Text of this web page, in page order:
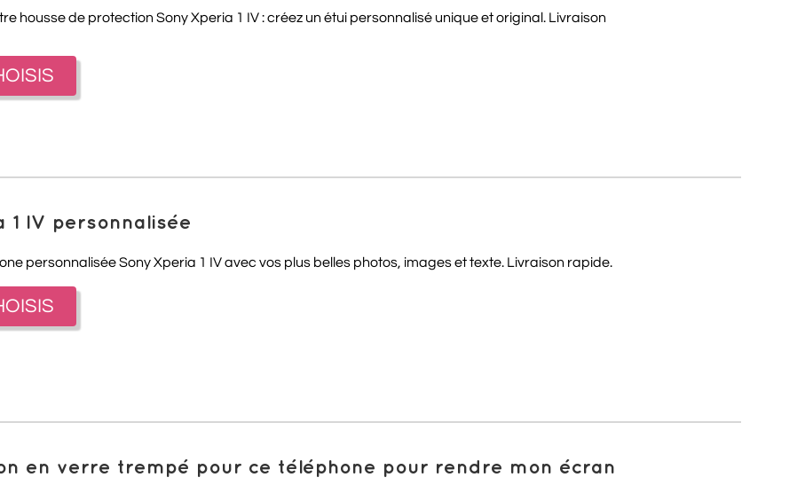
housse de protection Sony Xperia 1 IV : créez un étui personnalisé unique et original. Livraison
1 IV personnalisée
personnalisée Sony Xperia 1 IV avec vos plus belles photos, images et texte. Livraison rapide.
en verre trempé pour ce téléphone pour rendre mon écran